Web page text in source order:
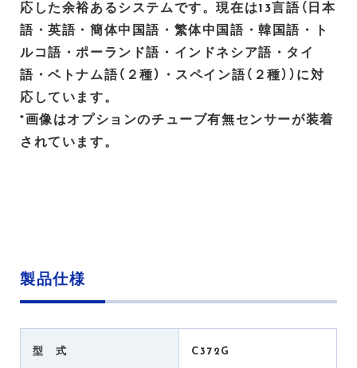
応した余裕あるシステムです。現在は13言語（日本
語・英語・簡体中国語・繁体中国語・韓国語・ト
ルコ語・ポーランド語・インドネシア語・タイ
語・ベトナム語（２種）・スペイン語（２種））に対
応しています。
*画像はオプションのチューブ有無センサーが装着
されています。
製品仕様
型 式 C372G